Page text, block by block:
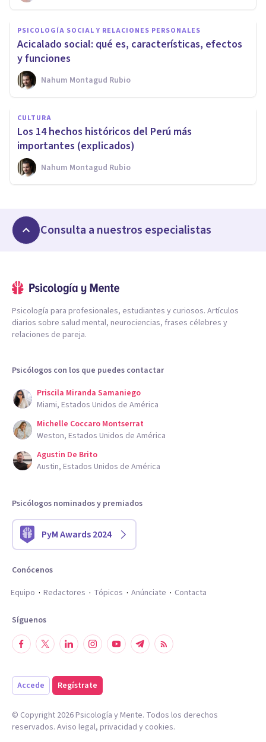
PSICOLOGÍA SOCIAL Y RELACIONES PERSONALES
Acicalado social: qué es, características, efectos
y funciones
Nahum Montagud Rubio
CULTURA
Los 14 hechos históricos del Perú más
importantes (explicados)
Nahum Montagud Rubio
Consulta a nuestros especialistas
Psicología para profesionales, estudiantes y curiosos. Artículos
diarios sobre salud mental, neurociencias, frases célebres y
relaciones de pareja.
Psicólogos con los que puedes contactar
Priscila Miranda Samaniego
Miami, Estados Unidos de América
Michelle Coccaro Montserrat
Weston, Estados Unidos de América
Agustin De Brito
Austin, Estados Unidos de América
Psicólogos nominados y premiados
PyM Awards 2024
Conócenos
Equipo
Redactores Tópicos Anúnciate Contacta
Síguenos
Accede Regístrate
© Copyright 2026Psicología y Mente. Todos los derechos
reservados. Aviso legal, privacidad y cookies.